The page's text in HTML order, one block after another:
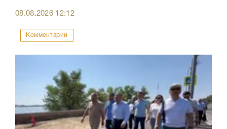
08.08.2026 12:12
Комментарии